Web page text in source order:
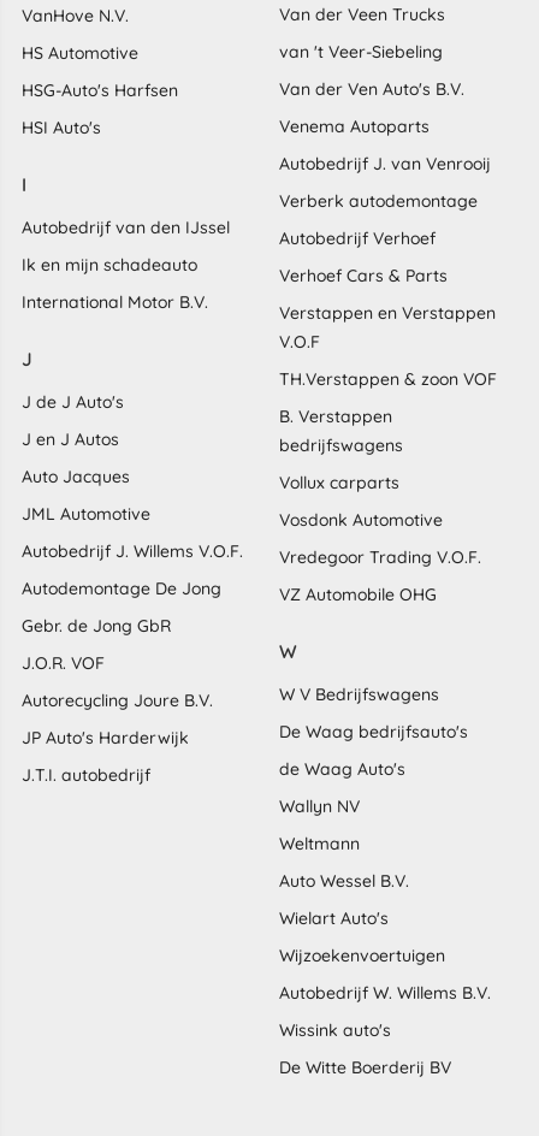
VanHove N.V.
HS Automotive
HSG-Auto's Harfsen
HSI Auto's
I
Autobedrijf van den IJssel
Ik en mijn schadeauto
International Motor B.V.
J
J de J Auto's
J en J Autos
Auto Jacques
JML Automotive
Autobedrijf J. Willems V.O.F.
Autodemontage De Jong
Gebr. de Jong GbR
J.O.R. VOF
Autorecycling Joure B.V.
JP Auto's Harderwijk
J.T.I. autobedrijf
Van der Veen Trucks
van 't Veer-Siebeling
Van der Ven Auto's B.V.
Venema Autoparts
Autobedrijf J. van Venrooij
Verberk autodemontage
Autobedrijf Verhoef
Verhoef Cars & Parts
Verstappen en Verstappen
V.O.F
TH.Verstappen & zoon VOF
B. Verstappen
bedrijfswagens
Vollux carparts
Vosdonk Automotive
Vredegoor Trading V.O.F.
VZ Automobile OHG
W
W V Bedrijfswagens
De Waag bedrijfsauto's
de Waag Auto's
Wallyn NV
Weltmann
Auto Wessel B.V.
Wielart Auto's
Wijzoekenvoertuigen
Autobedrijf W. Willems B.V.
Wissink auto's
De Witte Boerderij BV